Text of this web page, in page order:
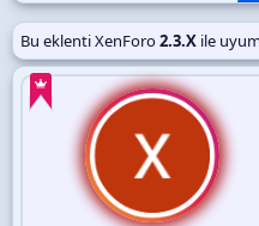
ş
l
a
t
a
n
ç
t
a
r
i
h
Bu eklenti XenForo2.3.X ile